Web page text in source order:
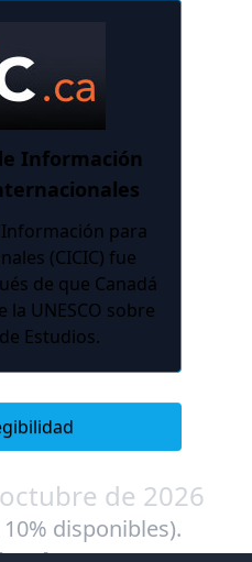
Información
Información para
(CICIC) fue
de que Canadá
UNESCO sobre
Estudios.
de 2026
disponibles).